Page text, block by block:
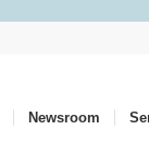
Newsroom